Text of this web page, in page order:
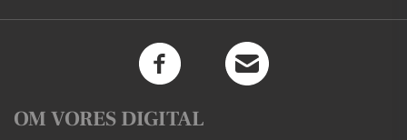
OM VORES DIGITAL